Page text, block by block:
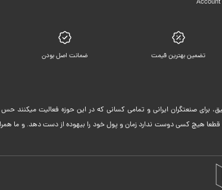
تضمین بهترین قیمت ضمانت اصل بودن
برای صنعتگران ایرانی و تمامی کسانی که در این حوزه فعالیت میکنند
هیچ کسی دوست ندارد زمان و پول خود را بیهوده از دست دهد. و ما